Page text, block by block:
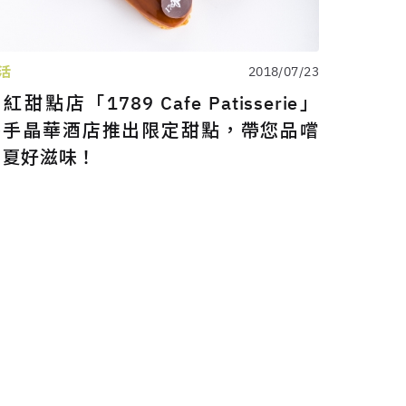
2018/07/23
甜點店「1789 Cafe Patisserie」
晶華酒店推出限定甜點，帶您品嚐
好滋味！